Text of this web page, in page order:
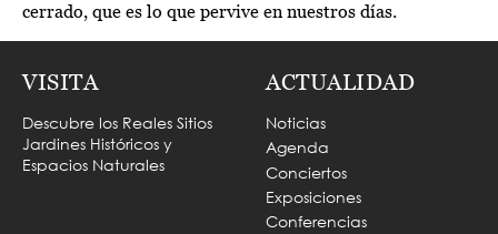
cerrado, que es lo que pervive en nuestros días.
VISITA
Descubre los Reales Sitios
Jardines Históricos y
Espacios Naturales
ACTUALIDAD
Noticias
Agenda
Conciertos
Exposiciones
Conferencias